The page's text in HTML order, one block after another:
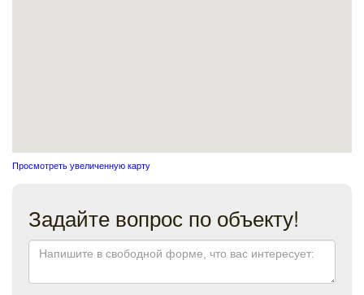
Просмотреть увеличенную карту
Задайте вопрос по объекту!